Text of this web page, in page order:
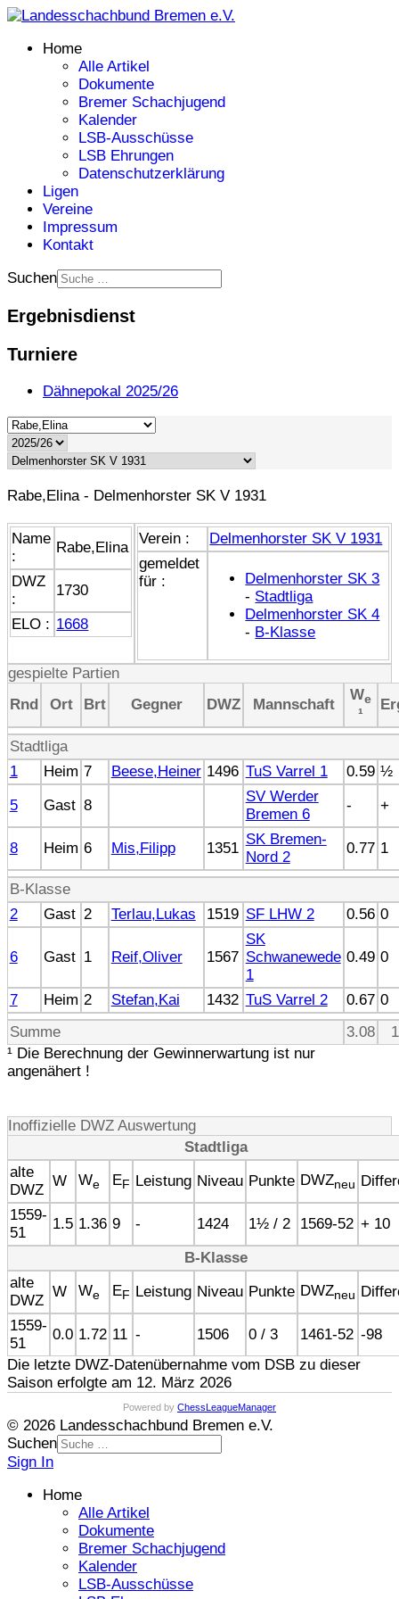
Home
Alle Artikel
Dokumente
Bremer Schachjugend
Kalender
LSB-Ausschüsse
LSB Ehrungen
Datenschutzerklärung
Ligen
Vereine
Impressum
Kontakt
Suchen
Ergebnisdienst
Turniere
Dähnepokal 2025/26
Rabe,Elina - Delmenhorster SK V 1931
Name
:
Rabe,Elina
DWZ
:
1730
ELO : 1668
Verein :
Delmenhorster SK V 1931
gemeldet
für :
Delmenhorster SK 3
- Stadtliga
Delmenhorster SK 4
- B-Klasse
gespielte Partien
Rnd
Ort Brt Gegner DWZ Mannschaft
We
¹
Stadtliga
1
Heim 7 Beese,Heiner 1496 TuS Varrel 1 0.59 ½
5
Gast 8
SV Werder
Bremen 6
- +
8 Heim 6 Mis,Filipp 1351
SK Bremen-
Nord 2
0.77 1
B-Klasse
2
Gast 2 Terlau,Lukas 1519 SF LHW 2 0.56 0
6 Gast 1 Reif,Oliver 1567
SK
Schwanewede
1
0.49 0
7 Heim 2 Stefan,Kai 1432 TuS Varrel 2 0.67 0
Summe
3.08
¹ Die Berechnung der Gewinnerwartung ist nur
angenähert !
Inoffizielle DWZ Auswertung
Stadtliga
alte
DWZ
W We EF Leistung Niveau Punkte DWZneu
1559-
51
1.5 1.36 9 - 1424 1½ / 2 1569-52 + 10
B-Klasse
alte
DWZ
W We EF Leistung Niveau Punkte DWZneu
1559-
51
0.0 1.72 11 - 1506 0 / 3 1461-52 -98
Die letzte DWZ-Datenübernahme vom DSB zu dieser
Saison erfolgte am 12. März 2026
Powered by ChessLeagueManager
© 2026 Landesschachbund Bremen e.V.
Suchen
Sign In
Home
Alle Artikel
Dokumente
Bremer Schachjugend
Kalender
LSB-Ausschüsse